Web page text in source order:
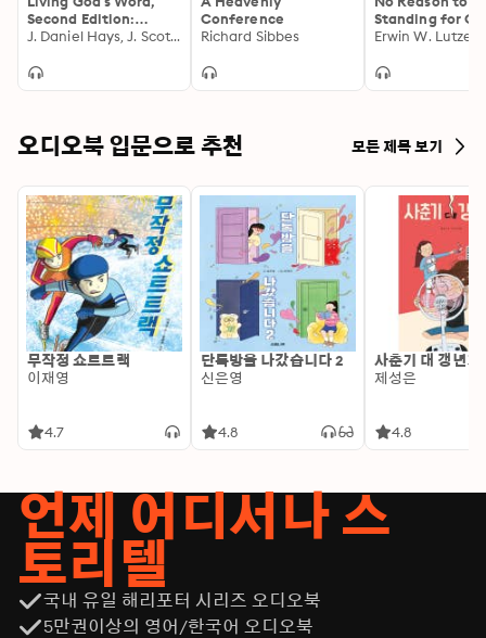
Second Edition:
Discovering Our Place
Scripture
J. Daniel Hays, J. Scott Duvall
Conference
Richard Sibbes
Standing for
a Collapsing
Erwin W. Lutzer
오디오북 입문으로 추천 모든 제목 보기
무작정 쇼트트랙
이재영
4.7
단톡방을 나갔습니다 2
신은영
4.8
사춘기 대 갱년기
제성은
4.8
언제 어디서나 스
토리텔
국내 유일 해리포터 시리즈 오디오북
5만권이상의 영어/한국어 오디오북